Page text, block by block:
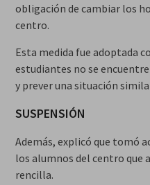
obligación de cambiar los
centro.
Esta medida fue adoptada
estudiantes no se
y prever una situación
SUSPENSIÓN
Además, explicó que tomó
los alumnos del centro que
rencilla.